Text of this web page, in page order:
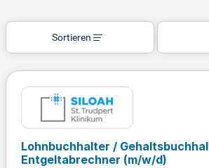
Sortieren
Lohnbuchhalter /
Entgeltabrechner (m/w/d)